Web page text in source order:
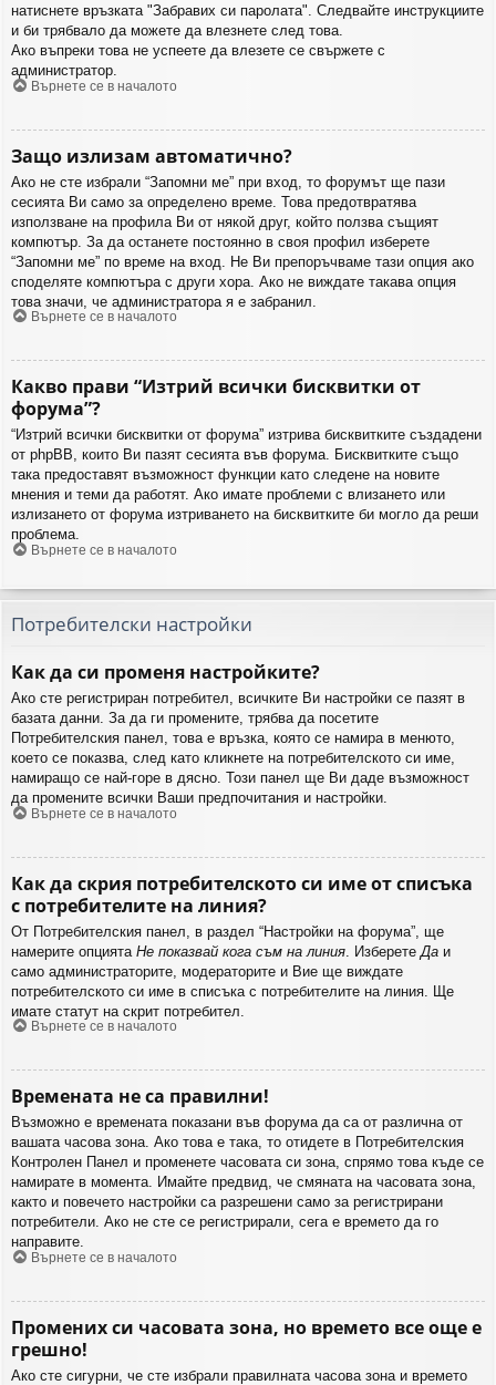
натиснете връзката "Забравих си паролата". Следвайте инструкциите
и би трябвало да можете да влезнете след това.
Ако въпреки това не успеете да влезете се свържете с
администратор.
Върнете се в началото
Защо излизам автоматично?
Ако не сте избрали “Запомни ме” при вход, то форумът ще пази
сесията Ви само за определено време. Това предотвратява
използване на профила Ви от някой друг, който ползва същият
компютър. За да останете постоянно в своя профил изберете
“Запомни ме” по време на вход. Не Ви препоръчваме тази опция ако
споделяте компютъра с други хора. Ако не виждате такава опция
това значи, че администратора я е забранил.
Върнете се в началото
Какво прави “Изтрий всички бисквитки от
форума”?
“Изтрий всички бисквитки от форума” изтрива бисквитките създадени
от phpBB, които Ви пазят сесията във форума. Бисквитките също
така предоставят възможност функции като следене на новите
мнения и теми да работят. Ако имате проблеми с влизането или
излизането от форума изтриването на бисквитките би могло да реши
проблема.
Върнете се в началото
Потребителски настройки
Как да си променя настройките?
Ако сте регистриран потребител, всичките Ви настройки се пазят в
базата данни. За да ги промените, трябва да посетите
Потребителския панел, това е връзка, която се намира в менюто,
което се показва, след като кликнете на потребителското си име,
намиращо се най-горе в дясно. Този панел ще Ви даде възможност
да промените всички Ваши предпочитания и настройки.
Върнете се в началото
Как да скрия потребителското си име от списъка
с потребителите на линия?
От Потребителския панел, в раздел “Настройки на форума”, ще
намерите опцията Не показвай кога съм на линия . Изберете Да и
само администраторите, модераторите и Вие ще виждате
потребителското си име в списъка с потребителите на линия. Ще
имате статут на скрит потребител.
Върнете се в началото
Времената не са правилни!
Възможно е времената показани във форума да са от различна от
вашата часова зона. Ако това е така, то отидете в Потребителския
Контролен Панел и променете часовата си зона, спрямо това къде се
намирате в момента. Имайте предвид, че смяната на часовата зона,
както и повечето настройки са разрешени само за регистрирани
потребители. Ако не сте се регистрирали, сега е времето да го
направите.
Върнете се в началото
Промених си часовата зона, но времето все още е
грешно!
Ако сте сигурни, че сте избрали правилната часова зона и времето